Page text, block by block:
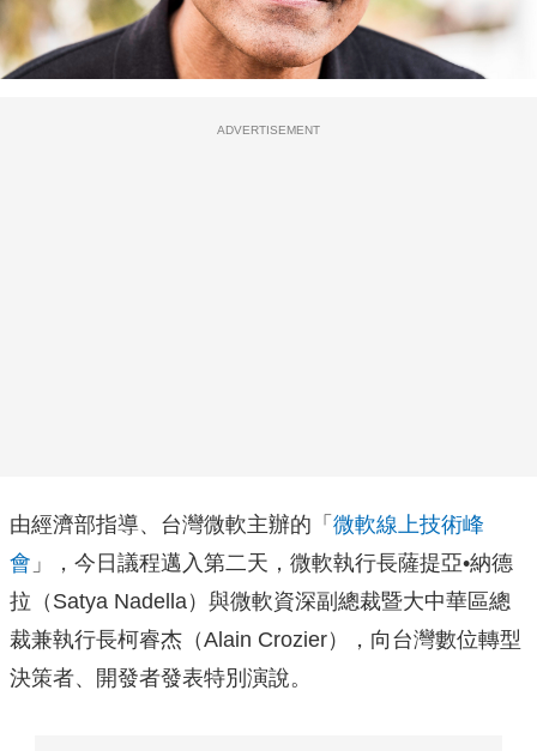
ADVERTISEMENT
由經濟部指導、台灣微軟主辦的「 微軟線上技術峰
會 」，今日議程邁入第二天，微軟執行長薩提亞•納德
拉（Satya Nadella）與微軟資深副總裁暨大中華區總
裁兼執行長柯睿杰（Alain Crozier），向台灣數位轉型
決策者、開發者發表特別演說。